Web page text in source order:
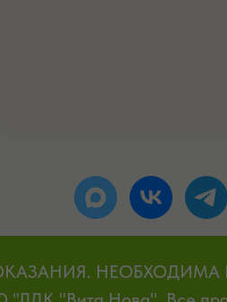
НЕОБХОДИМА